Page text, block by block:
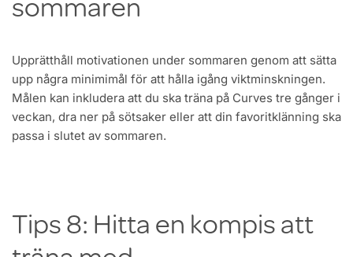
sommaren
Upprätthåll motivationen under sommaren genom att sätta
upp några minimimål för att hålla igång viktminskningen.
Målen kan inkludera att du ska träna på Curves tre gånger i
veckan, dra ner på sötsaker eller att din favoritklänning ska
passa i slutet av sommaren.
Tips 8: Hitta en kompis att